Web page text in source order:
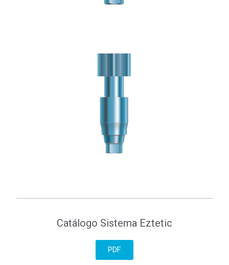
Catálogo Sistema Eztetic
PDF